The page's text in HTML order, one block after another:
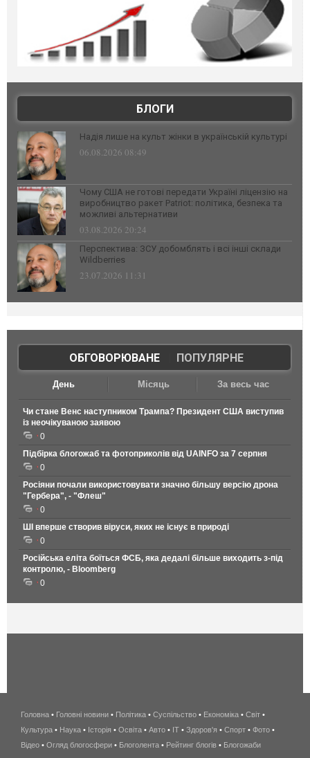
БЛОГИ
Надія лише на культ жінки в українській культурі
06.08.2026 08:49
Чому США не готові передати Україні ліцензію на
виробництво ракет Patriot: політика, безпека та
можливі альтернативи
03.08.2026 20:24
Перспектива: ЗСУ добомблять і всі інші склади
Wildberries
23.07.2026 11:31
ОБГОВОРЮВАНЕ| ПОПУЛЯРНЕ
День Місяць За весь час
Чи стане Венс наступником Трампа? Президент США виступив
із неочікуваною заявою
0
Підбірка блогожаб та фотоприколів від UAINFO за 7 серпня
0
Росіяни почали використовувати значно більшу версію дрона
"Гербера", - "Флеш"
0
ШІ вперше створив віруси, яких не існує в природі
0
Російська еліта боїться ФСБ, яка дедалі більше виходить з-під
контролю, - Bloomberg
0
беспроводной
интернет
киев
Головна • Головні новини • Політика • Суспільство • Економіка • Світ •
Культура • Наука • Історія • Освіта • Авто • IT • Здоров'я • Спорт • Фото •
Відео • Огляд блогосфери • Блоголента • Рейтинг блогів • Блогожаби